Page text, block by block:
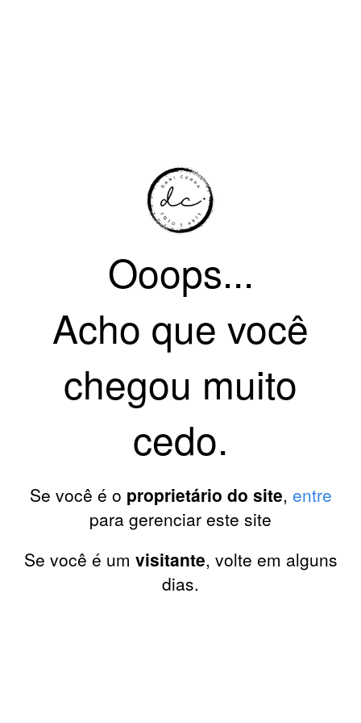
Ooops...
Acho que você
chegou muito
cedo.
Se você é o proprietário do site, entre
para gerenciar este site
Se você é um visitante, volte em alguns
dias.